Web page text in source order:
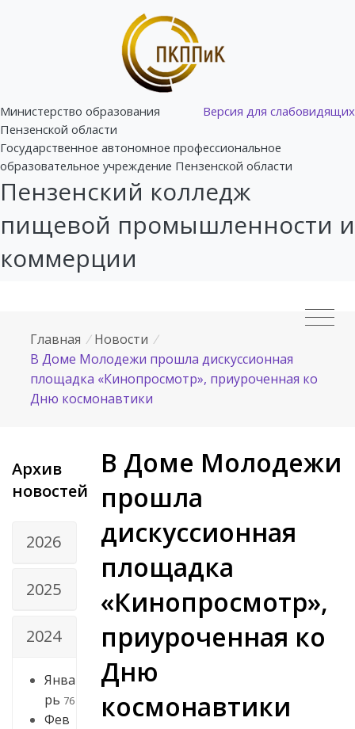
Версия для слабовидящих
Министерство образования
Пензенской области
Государственное автономное профессиональное
образовательное учреждение Пензенской области
Пензенский колледж
пищевой промышленности и
коммерции
Главная / Новости /
В Доме Молодежи прошла дискуссионная
площадка «Кинопросмотр», приуроченная ко
Дню космонавтики
Архив
новостей
2026
2025
2024
Янва
рь 76
Фев
В Доме Молодежи
прошла
дискуссионная
площадка
«Кинопросмотр»,
приуроченная ко
Дню
космонавтики